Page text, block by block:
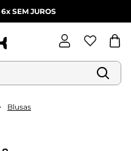
6x SEM JUROS
Blusas